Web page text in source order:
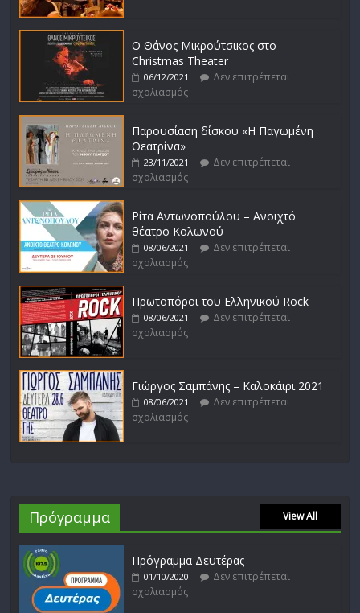
Ο Θάνος Μικρούτσικος στο
Christmas Theater
06/12/2021
Δεν επιτρέπεται
σχολιασμός
Παρουσίαση δίσκου «Η Παγωμένη
Θεατρίνα»
23/11/2021
Δεν επιτρέπεται
σχολιασμός
Ρίτα Αντωνοπούλου – Ανοιχτό
θέατρο Κολωνού
08/06/2021
Δεν επιτρέπεται
σχολιασμός
Πρωτοπόροι του Ελληνικού Rock
08/06/2021
Δεν επιτρέπεται
σχολιασμός
Γιώργος Σαμπάνης – Καλοκάιρι 2021
08/06/2021
Δεν επιτρέπεται
σχολιασμός
Πρόγραμμα View All
Πρόγραμμα Δευτέρας
01/10/2020
Δεν επιτρέπεται
σχολιασμός